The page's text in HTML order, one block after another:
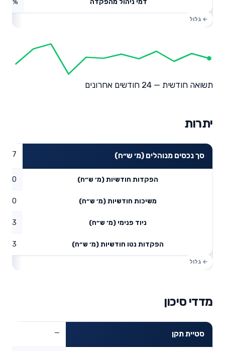
תשואה חודשית — 24 חודשים אחרונים
יתרות
סך נכסים מנוהלים (מ׳ ש״ח) 0.87
הפקדות חודשיות (מ׳ ש״ח) 0
משיכות חודשיות (מ׳ ש״ח) 0
ניוד פנימי (מ׳ ש״ח) 0.03
הפקדות נטו חודשיות (מ׳ ש״ח) 0.03
מדדי סיכון
סטיית תקן —